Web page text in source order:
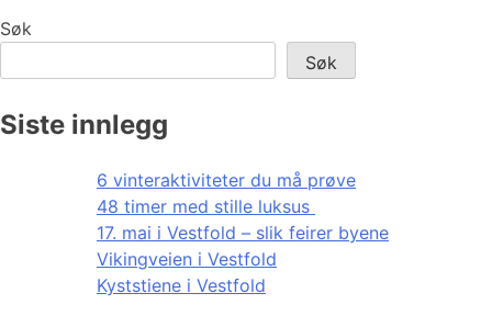
Søk
Søk
Siste innlegg
6 vinteraktiviteter du må prøve
48 timer med stille luksus
17. mai i Vestfold – slik feirer byene
Vikingveien i Vestfold
Kyststiene i Vestfold